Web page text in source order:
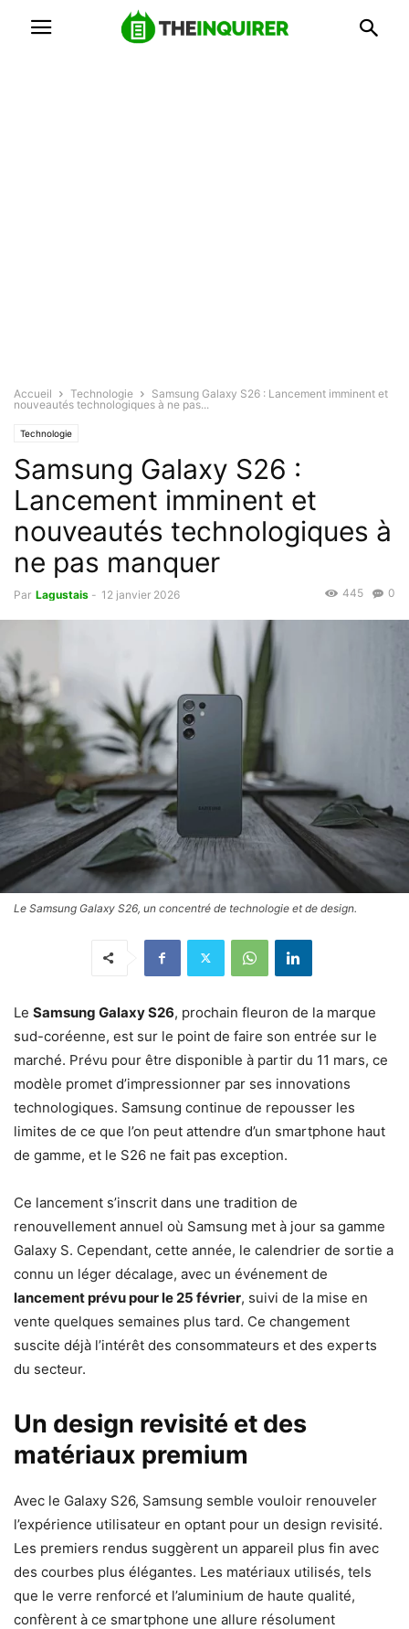
Accueil Technologie
Samsung Galaxy S26 : Lancement imminent et
nouveautés technologiques à ne pas...
Technologie
Samsung Galaxy S26 :
Lancement imminent et
nouveautés technologiques à
ne pas manquer
Par Lagustais - 12 janvier 2026 0
445
Le Samsung Galaxy S26, un concentré de technologie et de design.
Le Samsung Galaxy S26, prochain fleuron de la marque
sud-coréenne, est sur le point de faire son entrée sur le
marché. Prévu pour être disponible à partir du 11 mars, ce
modèle promet d’impressionner par ses innovations
technologiques. Samsung continue de repousser les
limites de ce que l’on peut attendre d’un smartphone haut
de gamme, et le S26 ne fait pas exception.
Ce lancement s’inscrit dans une tradition de
renouvellement annuel où Samsung met à jour sa gamme
Galaxy S. Cependant, cette année, le calendrier de sortie a
connu un léger décalage, avec un événement de
lancement prévu pour le 25 février, suivi de la mise en
vente quelques semaines plus tard. Ce changement
suscite déjà l’intérêt des consommateurs et des experts
du secteur.
Un design revisité et des
matériaux premium
Avec le Galaxy S26, Samsung semble vouloir renouveler
l’expérience utilisateur en optant pour un design revisité.
Les premiers rendus suggèrent un appareil plus fin avec
des courbes plus élégantes. Les matériaux utilisés, tels
que le verre renforcé et l’aluminium de haute qualité,
confèrent à ce smartphone une allure résolument